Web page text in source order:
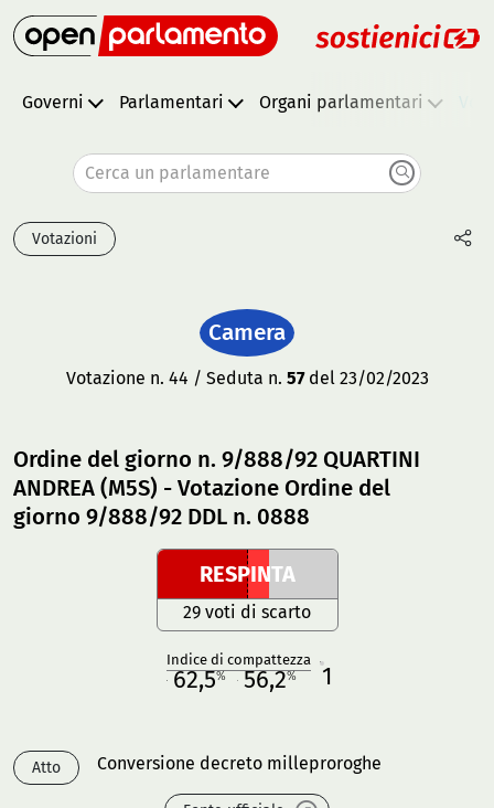
Governi Parlamentari Organi parlamentari
Cerca un parlamentare
Votazioni
Camera
Votazione n. 44 / Seduta n. 57del 23/02/2023
Ordine del giorno n. 9/888/92 QUARTINI
ANDREA (M5S) - Votazione Ordine del
giorno 9/888/92 DDL n. 0888
RESPINTA
29 voti di scarto
Indice di compattezza
62,5% 56,2% 1
Atto Conversione decreto milleproroghe